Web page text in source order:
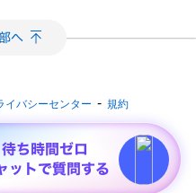
イバシーセンター - 規約